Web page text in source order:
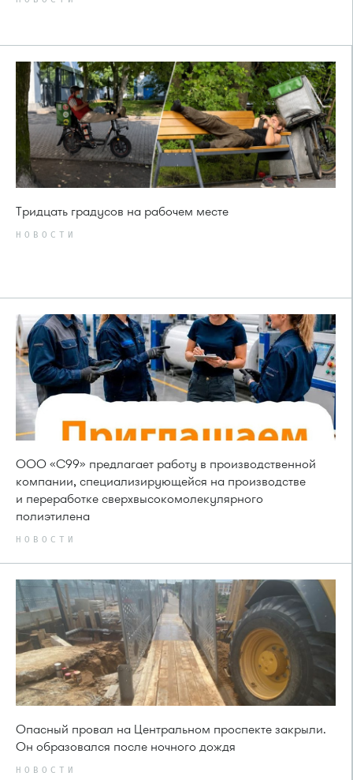
Тридцать градусов на рабочем месте
НОВОСТИ
ООО «С99» предлагает работу в производственной
компании, специализирующейся на производстве
и переработке сверхвысокомолекулярного
полиэтилена
НОВОСТИ
Опасный провал на Центральном проспекте закрыли.
Он образовался после ночного дождя
НОВОСТИ